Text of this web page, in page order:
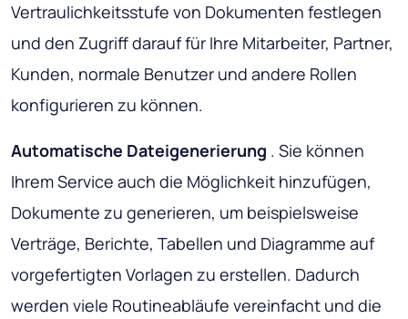
Vertraulichkeitsstufe von Dokumenten festlegen
und den Zugriff darauf für Ihre Mitarbeiter, Partner,
Kunden, normale Benutzer und andere Rollen
konfigurieren zu können.
Automatische Dateigenerierung . Sie können
Ihrem Service auch die Möglichkeit hinzufügen,
Dokumente zu generieren, um beispielsweise
Verträge, Berichte, Tabellen und Diagramme auf
vorgefertigten Vorlagen zu erstellen. Dadurch
werden viele Routineabläufe vereinfacht und die